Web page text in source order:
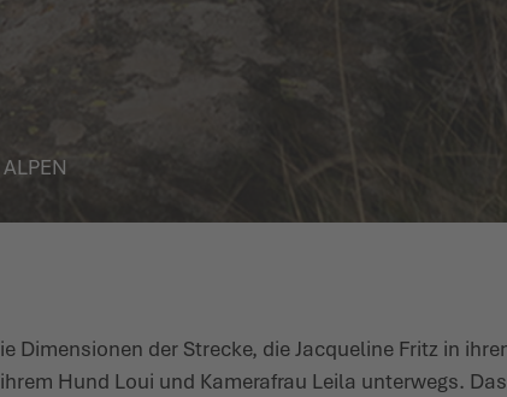
Dimensionen der Strecke, die Jacqueline Fritz in
Hund Loui und Kamerafrau Leila unterwegs.